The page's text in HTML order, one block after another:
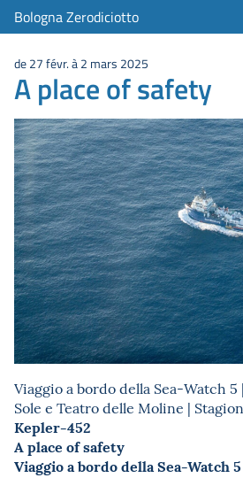
Bologna Zerodiciotto
de 27 févr. à 2 mars 2025
A place of safety
Viaggio a bordo della Sea-Watch 5
Sole e Teatro delle Moline |
Kepler-452
A place of safety
Viaggio a bordo della Sea-Watch 5